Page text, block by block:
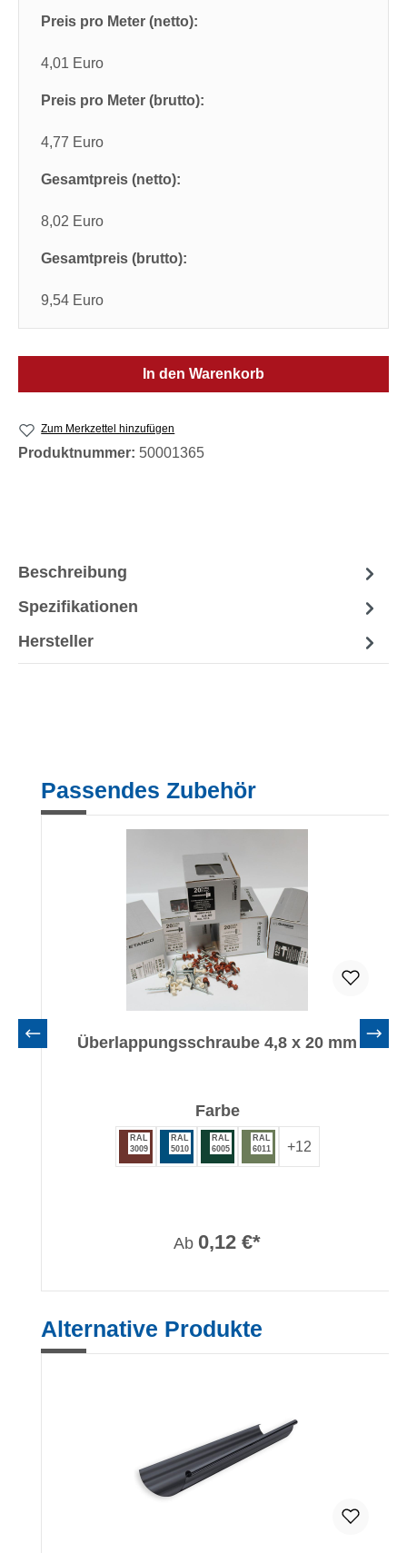
Preis pro Meter (netto):
4,01 Euro
Preis pro Meter (brutto):
4,77 Euro
Gesamtpreis (netto):
8,02 Euro
Gesamtpreis (brutto):
9,54 Euro
In den Warenkorb
Zum Merkzettel hinzufügen
Produktnummer: 50001365
Beschreibung
Spezifikationen
Hersteller
Produktgalerie überspringen
Passendes Zubehör
Überlappungsschraube 4,8 x 20 mm
Farbeauswählen
RAL
3009
RAL
5010
RAL
6005
RAL
6011
+12
Ab 0,12 €*
Produktgalerie überspringen
Alternative Produkte